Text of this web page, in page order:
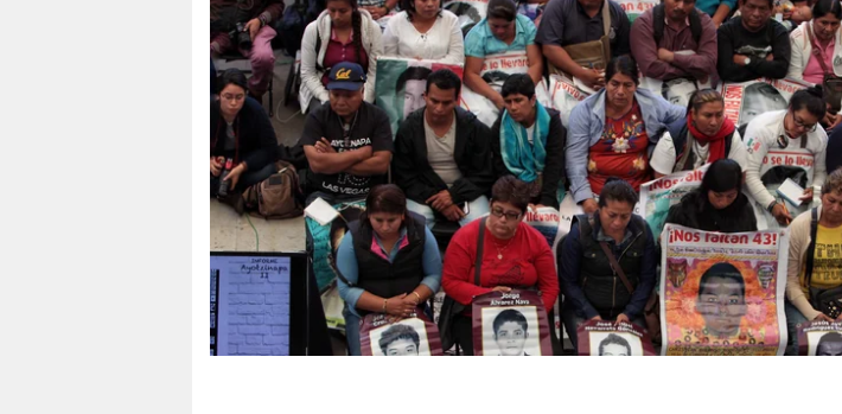
kultur
sport
berlin
nord
wahrheit
verlag
verlag